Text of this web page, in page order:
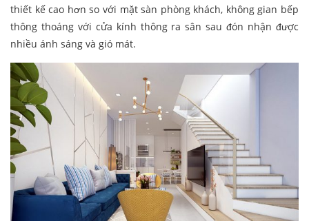
thiết kế cao hơn so với mặt sàn phòng khách, không gian bếp
thông thoáng với cửa kính thông ra sân sau đón nhận được
nhiều ánh sáng và gió mát.